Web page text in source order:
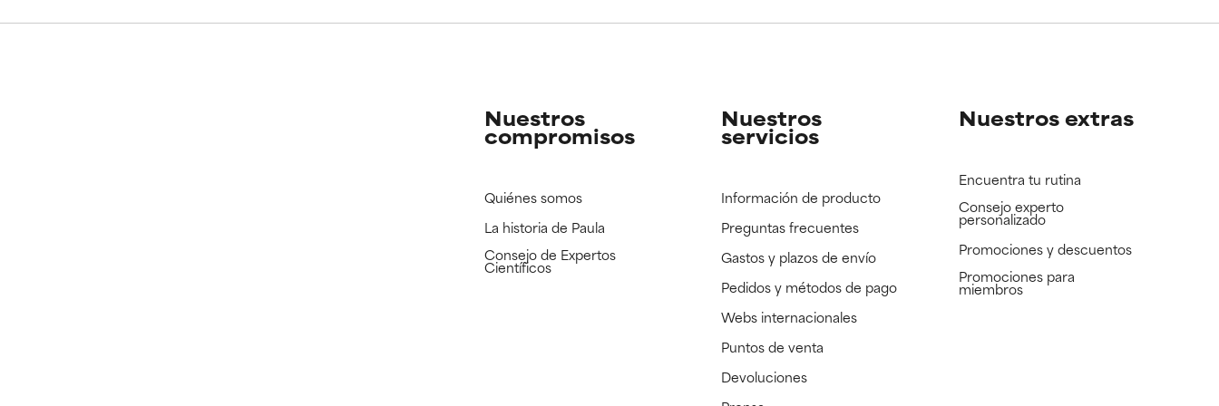
Ingrediente registrado, pero con la información científica disponible pendiente de revisar.
Ingrediente registrado, pero con la información científica disponible pendiente de revisar.
Nuestros
compromisos
Quiénes somos
La historia de Paula
Consejo de Expertos
Científicos
Nuestros
servicios
Información de producto
Preguntas frecuentes
Gastos y plazos de envío
Pedidos y métodos de pago
Webs internacionales
Puntos de venta
Devoluciones
Nuestros extras
Encuentra tu rutina
Consejo experto
personalizado
Promociones y descuentos​
Promociones para
miembros